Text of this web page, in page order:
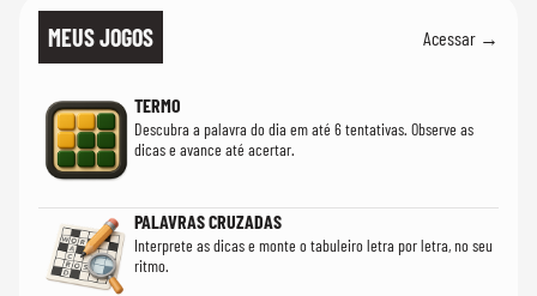
MEUS JOGOS Acessar →
TERMO
Descubra a palavra do dia em até 6 tentativas. Observe as
dicas e avance até acertar.
PALAVRAS CRUZADAS
Interprete as dicas e monte o tabuleiro letra por letra, no seu
ritmo.